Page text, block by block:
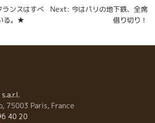
ンスはすべ
る。★
Next: 今はパリの地下鉄、全席
借り切り！
75003 Paris, France
40 20